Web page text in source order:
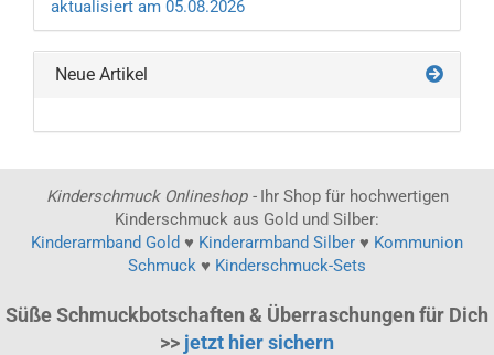
aktualisiert am 05.08.2026
Neue Artikel
Kinderschmuck Onlineshop - Ihr Shop für hochwertigen
Kinderschmuck aus Gold und Silber:
Kinderarmband Gold ♥ Kinderarmband Silber ♥ Kommunion
Schmuck ♥ Kinderschmuck-Sets
Süße Schmuckbotschaften & Überraschungen für Dich
>> jetzt hier sichern